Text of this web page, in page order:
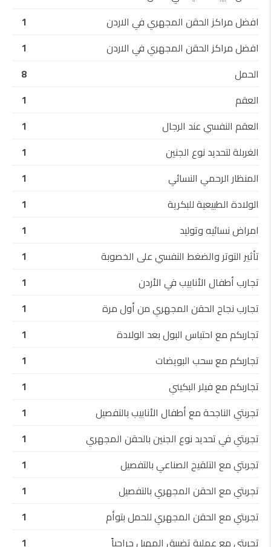
افضل مراكز الحقن المجهري في الاردن
1
افضل مراكز الحقن المجهري في الاردن
1
الحمل
8
العقم
1
العقم النفسي عند الرجال
1
الغربلة لتحديد نوع الجنين
1
المنظار الرحمي النسائي
1
الولادة الطبيعية للبكرية
1
امراض نسائيه وتوليد
1
تأثير التوتر والضغط النفسي على الخصوبة
1
تجارب أطفال الأنابيب في الأردن
1
تجارب نجاح الحقن المجهري من أول مرة
1
تجاربكم مع احتباس البول بعد الولادة
1
تجاربكم مع سحب البويضات
1
تجاربكم مع فيلر البكيني
1
تجربتي الناجحة مع أطفال الأنابيب بالتفصيل
1
تجربتي في تحديد نوع الجنين بالحقن المجهري
1
تجربتي مع التلقيح الصناعي بالتفصيل
1
تجربتي مع الحقن المجهري بالتفصيل
1
تجربتي مع الحقن المجهري للحمل بتوأم
1
تجربتي مع عملية تضييق المهبل جراحياً
1